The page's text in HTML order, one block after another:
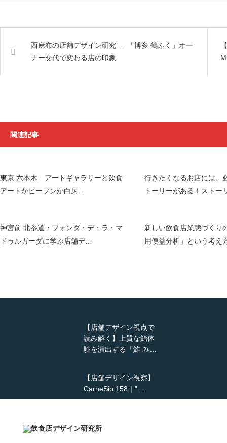
西麻布の店舗デザイン研究 ― 「博多 鶴ふく」オー
ナー交代で変わる店の印象
関連記事
東京 六本木 アートギャラリーと飲食
アートかビーフンか白厨…
行きたくなるお店には、
トーリーがある！スト
神宮前 北参道・フォンダ・デ・ラ・マ
ドゥルガーダに学ぶ店舗デ…
新しい飲食店業態づくり
用便益分析」という考え
【店舗デザイン視点で
読み解く】上質な鮨体
験を演出する「鮓 み…
【店舗デザイン視察】
CarneSio 158｜”…
【熊の鳥焼き】囲炉裏